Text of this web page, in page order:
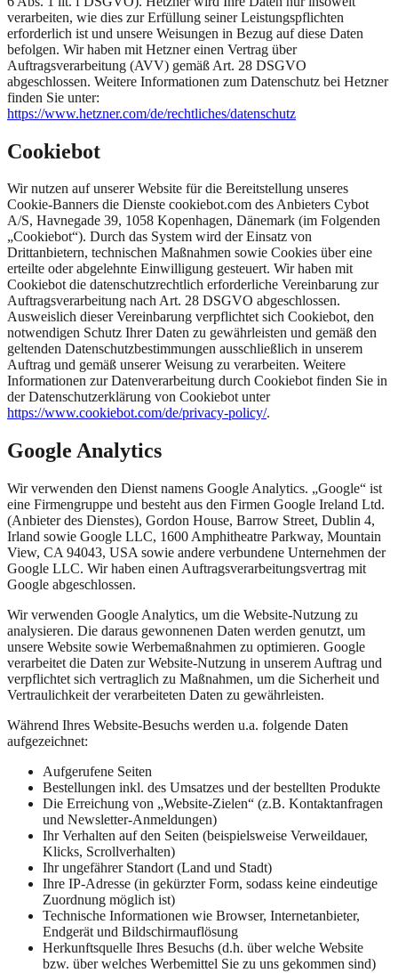
verarbeiten, wie dies zur Erfüllung seiner Leistungspflichten
erforderlich ist und unsere Weisungen in Bezug auf diese Daten
befolgen. Wir haben mit Hetzner einen Vertrag über
Auftragsverarbeitung (AVV) gemäß Art. 28 DSGVO
abgeschlossen. Weitere Informationen zum Datenschutz bei Hetzner
finden Sie unter:
https://www.hetzner.com/de/rechtliches/datenschutz
Cookiebot
Wir nutzen auf unserer Website für die Bereitstellung unseres
Cookie-Banners die Dienste cookiebot.com des Anbieters Cybot
A/S, Havnegade 39, 1058 Kopenhagen, Dänemark (im Folgenden
„Cookiebot“). Durch das System wird der Einsatz von
Drittanbietern, technischen Maßnahmen sowie Cookies über eine
erteilte oder abgelehnte Einwilligung gesteuert. Wir haben mit
Cookiebot die datenschutzrechtlich erforderliche Vereinbarung zur
Auftragsverarbeitung nach Art. 28 DSGVO abgeschlossen.
Ausweislich dieser Vereinbarung verpflichtet sich Cookiebot, den
notwendigen Schutz Ihrer Daten zu gewährleisten und gemäß den
geltenden Datenschutzbestimmungen ausschließlich in unserem
Auftrag und gemäß unserer Weisung zu verarbeiten. Weitere
Informationen zur Datenverarbeitung durch Cookiebot finden Sie in
der Datenschutzerklärung von Cookiebot unter
https://www.cookiebot.com/de/privacy-policy/.
Google Analytics
Wir verwenden den Dienst namens Google Analytics. „Google“ ist
eine Firmengruppe und besteht aus den Firmen Google Ireland Ltd.
(Anbieter des Dienstes), Gordon House, Barrow Street, Dublin 4,
Irland sowie Google LLC, 1600 Amphitheatre Parkway, Mountain
View, CA 94043, USA sowie andere verbundene Unternehmen der
Google LLC. Wir haben einen Auftragsverarbeitungsvertrag mit
Google abgeschlossen.
Wir verwenden Google Analytics, um die Website-Nutzung zu
analysieren. Die daraus gewonnenen Daten werden genutzt, um
unsere Website sowie Werbemaßnahmen zu optimieren. Google
verarbeitet die Daten zur Website-Nutzung in unserem Auftrag und
verpflichtet sich vertraglich zu Maßnahmen, um die Sicherheit und
Vertraulichkeit der verarbeiteten Daten zu gewährleisten.
Während Ihres Website-Besuchs werden u.a. folgende Daten
aufgezeichnet:
Aufgerufene Seiten
Bestellungen inkl. des Umsatzes und der bestellten Produkte
Die Erreichung von „Website-Zielen“ (z.B. Kontaktanfragen
und Newsletter-Anmeldungen)
Ihr Verhalten auf den Seiten (beispielsweise Verweildauer,
Klicks, Scrollverhalten)
Ihr ungefährer Standort (Land und Stadt)
Ihre IP-Adresse (in gekürzter Form, sodass keine eindeutige
Zuordnung möglich ist)
Technische Informationen wie Browser, Internetanbieter,
Endgerät und Bildschirmauflösung
Herkunftsquelle Ihres Besuchs (d.h. über welche Website
bzw. über welches Werbemittel Sie zu uns gekommen sind)